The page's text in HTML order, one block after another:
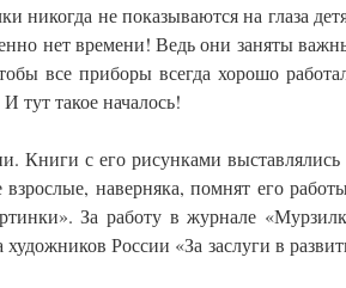
никогда не показываются на глаза
нет времени! Ведь они заняты
все приборы всегда хорошо
тут такое началось!
Книги с его рисунками выставлялись
наверняка, помнят его
За работу в журнале
России «За заслуги в